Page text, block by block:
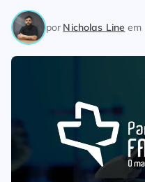
por Nicholas Line em